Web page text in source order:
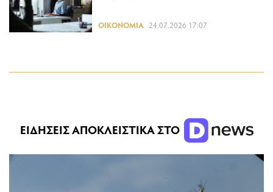
ΟΙΚΟΝΟΜΊΑ 24.07.2026 17:07
ΕΙΔΗΣΕΙΣ ΑΠΟΚΛΕΙΣΤΙΚΑ ΣΤΟ